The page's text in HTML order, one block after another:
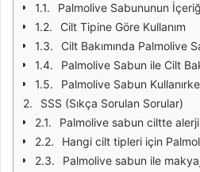
Palmolive Sabununun
Cilt Tipine Göre Kullanım
Cilt Bakımında Palmolive
Palmolive Sabun ile Cilt
Palmolive Sabun
SSS (Sıkça Sorulan Sorular)
Palmolive sabun ciltte alerji
Hangi cilt tipleri için
Palmolive sabun ile